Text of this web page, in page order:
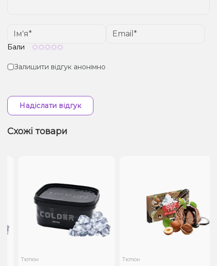
Бали
Залишити відгук анонімно
Надіслати відгук
Схожі товари
Тютюн
Тютюн